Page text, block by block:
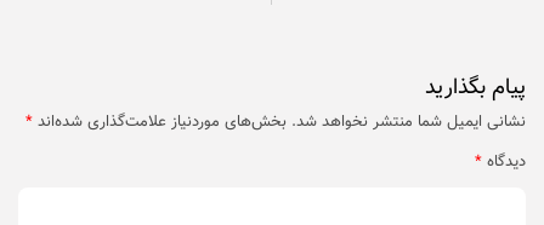
پیام بگذارید
نشانی ایمیل شما منتشر نخواهد شد. بخش‌های موردنیاز علامت‌گذاری شده‌اند *
دیدگاه *